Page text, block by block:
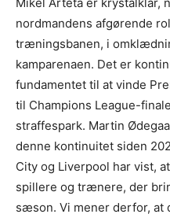
Mikel Arteta er krystalklar,
nordmandens afgørende
træningsbanen, i
kamparenaen. Det er
fundamentet til at vinde
til Champions League-
straffespark. Martin
denne kontinuitet siden
City og Liverpool har vist,
spillere og trænere, der
sæson. Vi mener derfor,